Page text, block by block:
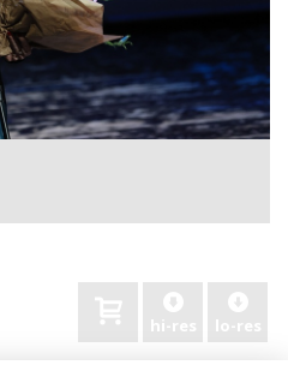
hi-res lo-res